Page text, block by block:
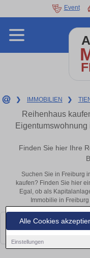
Alle Cookies
Einstellungen
Event
❯ IMMOBILIEN ❯
Reihenhaus
Finden Sie hier Ihre
Suchen Sie in Freiburg
kaufen? Finden Sie hier
Egal, ob als
Immobilie in
Leider konnten wir derzeit
bald wieder vorbei!